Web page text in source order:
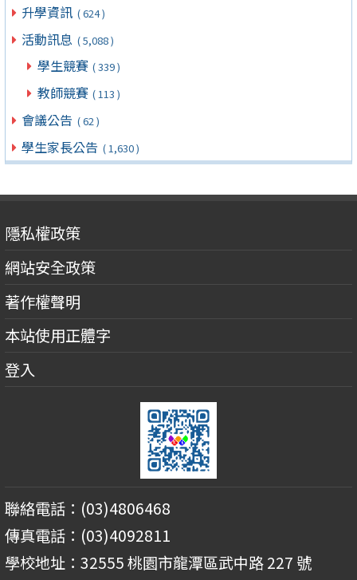
升學資訊 ( 624 )
活動訊息 ( 5,088 )
學生競賽 ( 339 )
教師競賽 ( 113 )
會議公告 ( 62 )
學生家長公告 ( 1,630 )
隱私權政策
網站安全政策
著作權聲明
本站使用正體字
登入
聯絡電話：(03)4806468
傳真電話：(03)4092811
學校地址：32555 桃園市龍潭區武中路 227 號